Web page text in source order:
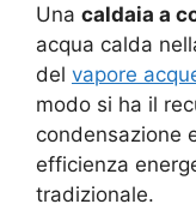
Una caldaia a
acqua calda
del vapore
modo si ha il
condensazione
efficienza
tradizionale.